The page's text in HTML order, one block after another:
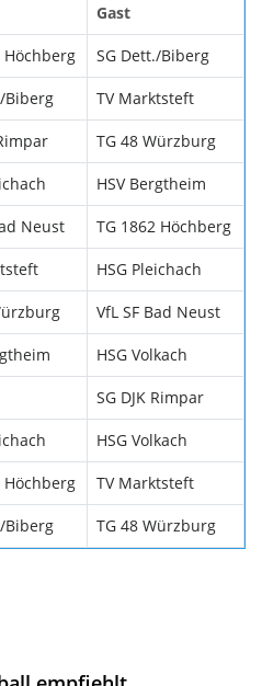
Gast
Höchberg SG Dett./Biberg
Biberg TV Marktsteft
TG 48 Würzburg
HSV Bergtheim
Neust TG 1862 Höchberg
HSG Pleichach
VfL SF Bad Neust
HSG Volkach
SG DJK Rimpar
HSG Volkach
Höchberg TV Marktsteft
Biberg TG 48 Würzburg